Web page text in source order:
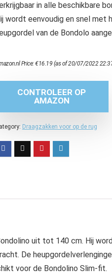
in alle beschikbare
wordt eenvoudig en snel met
van de Bondolo
Price:€16.19 (as of 20/07/2022
CONTROLEER OP
AMAZON
Draagzakken voor op de rug
uit tot 140 cm. Hij
De
voor de Bondolino Slim-fit.